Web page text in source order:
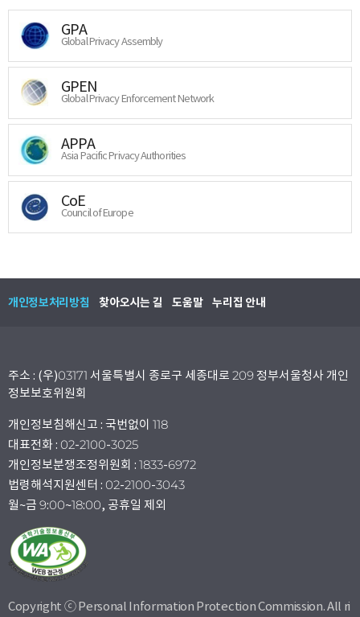
GPA
Global Privacy Assembly
GPEN
Global Privacy Enforcement Network
APPA
Asia Pacific Privacy Authorities
CoE
Council of Europe
개인정보처리방침 찾아오시는 길 도움말 누리집 안내
주소 : (우)03171 서울특별시 종로구 세종대로 209 정부서울청사 개인
정보보호위원회
개인정보침해신고 : 국번없이 118
대표전화 : 02-2100-3025
개인정보분쟁조정위원회 : 1833-6972
법령해석지원센터 : 02-2100-3043
월~금 9:00~18:00, 공휴일 제외
Copyright ⓒ Personal Information Protection Commission. All ri